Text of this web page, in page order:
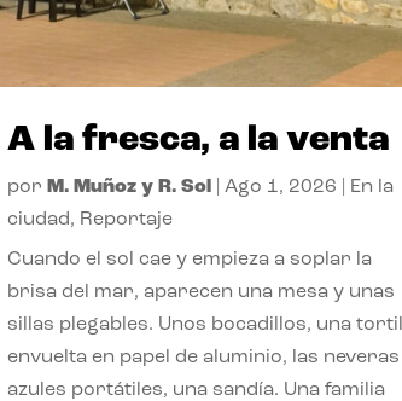
A la fresca, a la venta
por M. Muñoz y R. Sol Ago 1, 2026
En la
ciudad, Reportaje
Cuando el sol cae y empieza a soplar la
brisa del mar, aparecen una mesa y unas
sillas plegables. Unos bocadillos, una
envuelta en papel de aluminio, las neveras
azules portátiles, una sandía. Una familia